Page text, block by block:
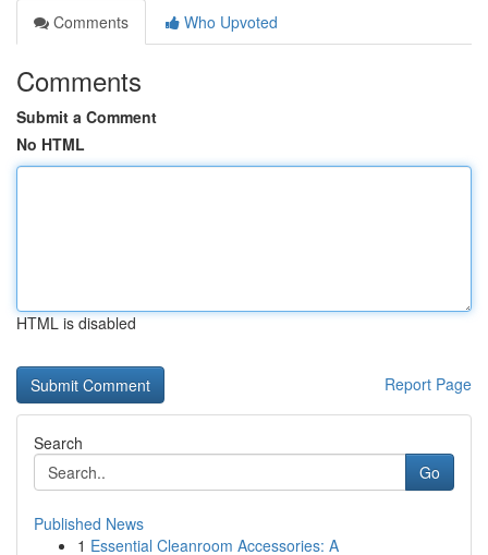
Comments
Who Upvoted
Comments
Submit a Comment
No HTML
HTML is disabled
Report Page
Search
Go
Published News
1 Essential Cleanroom Accessories: A